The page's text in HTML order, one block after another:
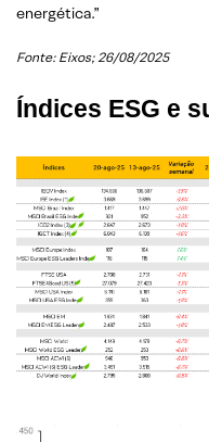
energética.”
Fonte: Eixos; 26/08/2025
Índices ESG e